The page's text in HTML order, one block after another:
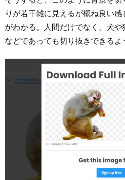
りが若干雑に見えるが概ね良い
がわかる。人間だけでなく、犬や
などであっても切り抜きできるよ